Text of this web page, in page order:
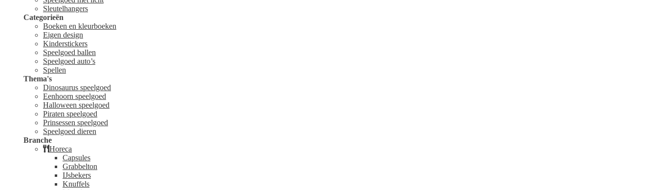
Sleutelhangers
Categorieën
Boeken en kleurboeken
Eigen design
Kinderstickers
Speelgoed ballen
Speelgoed auto’s
Spellen
Thema's
Dinosaurus speelgoed
Eenhoorn speelgoed
Halloween speelgoed
Piraten speelgoed
Prinsessen speelgoed
Speelgoed dieren
Branche
Horeca
Capsules
Grabbelton
IJsbekers
Knuffels